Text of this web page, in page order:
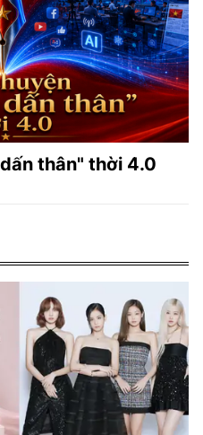
thân" thời 4.0